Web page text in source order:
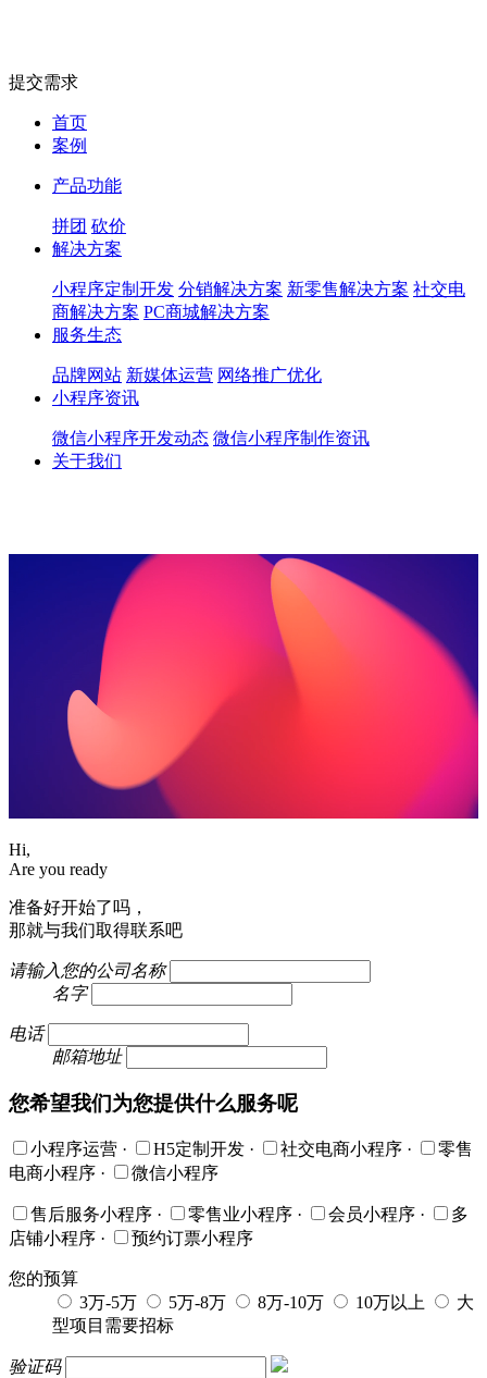
提交需求
首页
案例
产品功能
拼团 砍价
解决方案
小程序定制开发 分销解决方案 新零售解决方案 社交电
商解决方案 PC商城解决方案
服务生态
品牌网站 新媒体运营 网络推广优化
小程序资讯
微信小程序开发动态 微信小程序制作资讯
关于我们
Hi,
Are you ready
准备好开始了吗，
那就与我们取得联系吧
请输入您的公司名称
名字
电话
邮箱地址
您希望我们为您提供什么服务呢
小程序运营 · H5定制开发 · 社交电商小程序 ·
零售
电商小程序 · 微信小程序
售后服务小程序 · 零售业小程序 · 会员小程序 ·
多
店铺小程序 · 预约订票小程序
您的预算
3万-5万
5万-8万 8万-10万 10万以上
大
型项目需要招标
验证码